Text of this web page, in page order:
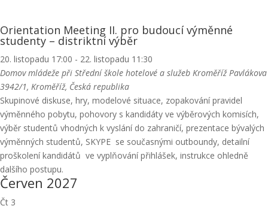
Orientation Meeting II. pro budoucí výměnné
studenty – distriktní výběr
20. listopadu 17:00 - 22. listopadu 11:30
Domov mládeže při Střední škole hotelové a služeb KroměřížPavlákova
3942/1, Kroměříž, Česká republika
Skupinové diskuse, hry, modelové situace, zopakování pravidel
výměnného pobytu, pohovory s kandidáty ve výběrových komisích,
výběr studentů vhodných k vyslání do zahraničí, prezentace bývalých
výměnných studentů, SKYPE se současnými outboundy, detailní
proškolení kandidátů ve vyplňování přihlášek, instrukce ohledně
dalšího postupu.
Červen 2027
Čt 3